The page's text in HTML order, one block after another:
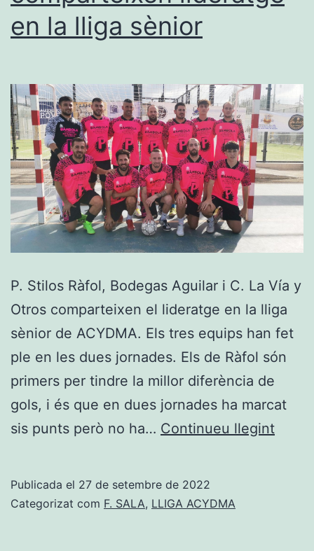
Edu
Monfort
en la lliga sènior
P. Stilos Ràfol, Bodegas Aguilar i C. La Vía y
Otros comparteixen el lideratge en la lliga
sènior de ACYDMA. Els tres equips han fet
ple en les dues jornades. Els de Ràfol són
primers per tindre la millor diferència de
gols, i és que en dues jornades ha marcat
sis punts però no ha… Continueu llegintStilos
Publicada el 27 de setembre de 2022
Categorizat com F. SALA, LLIGA ACYDMA